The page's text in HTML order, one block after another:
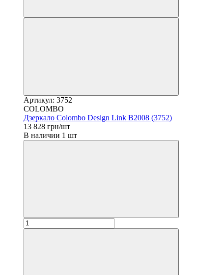
Артикул: 3752
COLOMBO
Дзеркало Colombo Design Link B2008 (3752)
13 828 грн/шт
В наличии 1 шт